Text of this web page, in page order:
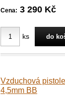
Cena: 3 290 Kč
ks
Vzduchová
4,5mm BB